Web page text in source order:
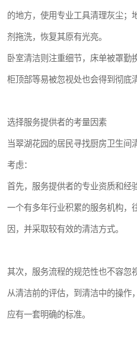
的地方，使用专业工具清理灰尘；
剂拖洗，恢复其原有光亮。
卧室清洁则注重细节，床单被罩勤
柜顶部等易被忽视处也会得到彻底
选择服务提供者的考量因素
当翠湖花园的居民寻找厨房卫生间
考虑：
首先，服务提供者的专业资质和经
一个有多年行业积累的服务机构，
因，并采取较有效的清洁方式。
其次，服务流程的规范性也不容忽
从清洁前的评估，到清洁中的操作
应有一套明确的标准。